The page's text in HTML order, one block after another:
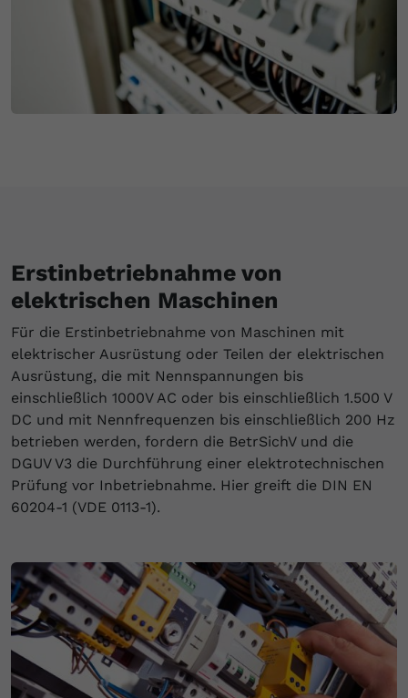
Erstinbetriebnahme von
elektrischen Maschinen
Für die Erstinbetriebnahme von Maschinen mit
elektrischer Ausrüstung oder Teilen der elektrischen
Ausrüstung, die mit Nennspannungen bis
einschließlich 1000V AC oder bis einschließlich 1.500 V
DC und mit Nennfrequenzen bis einschließlich 200 Hz
betrieben werden, fordern die BetrSichV und die
DGUV V3 die Durchführung einer elektrotechnischen
Prüfung vor Inbetriebnahme. Hier greift die DIN EN
60204-1 (VDE 0113-1).